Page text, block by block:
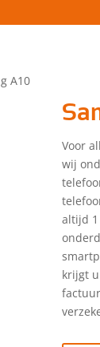
A10
Voor
wij
altijd
krijgt